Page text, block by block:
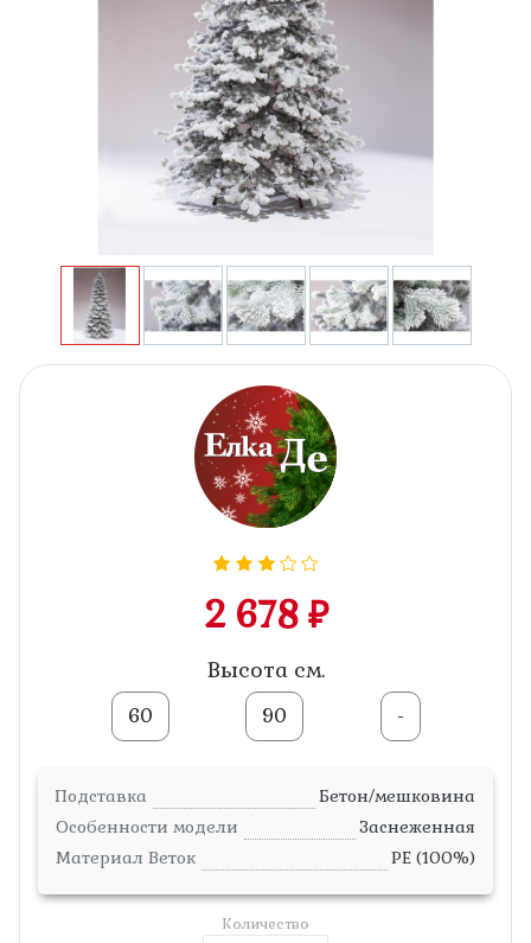
2 678 ₽
Высота см.
60 90 -
Подставка
Бетон/мешковина
Особенности модели
Заснеженная
Материал Веток
PE (100%)
Количество